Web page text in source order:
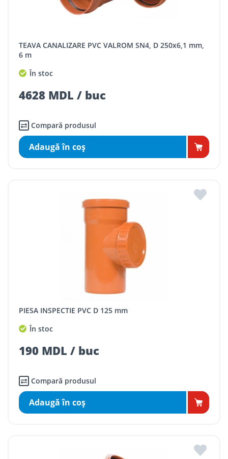
TEAVA CANALIZARE PVC VALROM SN4, D 250x6,1 mm,
6 m
În stoc
4628 MDL / buc
Compară produsul
Adaugă în coş
PIESA INSPECTIE PVC D 125 mm
În stoc
190 MDL / buc
Compară produsul
Adaugă în coş